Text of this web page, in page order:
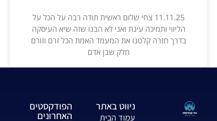
11.11.25 צחי שלום ראשית תודה רבה על הכל על
הליווי ותמיכה עינת ואני לא הבנו שזה שיא העיסקה
בדרך חזרה קלטנו את המעמד האמת הכל זרם וזורם
חלק שבן אדם
ניווט באתר
עמוד הבית
הפודקסטים
האחרונים